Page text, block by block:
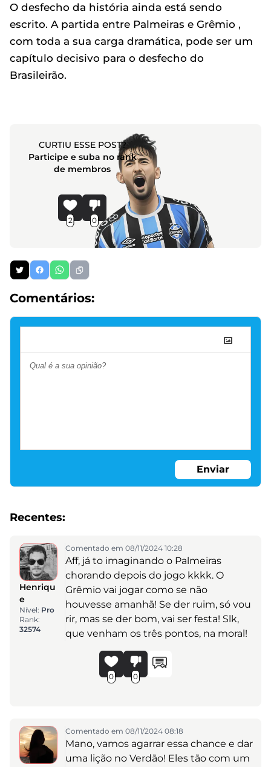
O desfecho da história ainda está sendo
escrito. A partida entre Palmeiras e Grêmio ,
com toda a sua carga dramática, pode ser um
capítulo decisivo para o desfecho do
Brasileirão.
CURTIU ESSE POST?
Participe e suba no rank
de membros
2 0
Comentários:
Enviar
Recentes:
Henriqu
e
Nível: Pro
Rank:
32574
Comentado em 08/11/2024 10:28
Aff, já to imaginando o Palmeiras
chorando depois do jogo kkkk. O
Grêmio vai jogar como se não
houvesse amanhã! Se der ruim, só vou
rir, mas se der bom, vai ser festa! Slk,
que venham os três pontos, na moral!
0 0
Comentado em 08/11/2024 08:18
Mano, vamos agarrar essa chance e dar
uma lição no Verdão! Eles tão com um